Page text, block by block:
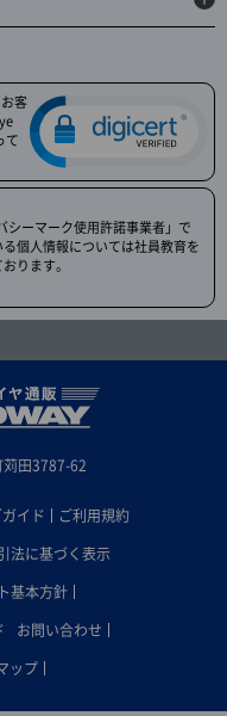
客
て
シーマーク使用許諾事業者」で
個人情報については社員教育を
ります。
田3787-62
イド
ご利用規約
法に基づく表示
基本方針
お問い合わせ
ップ